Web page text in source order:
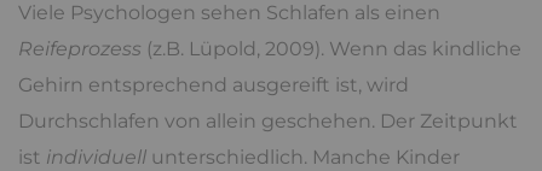
Viele Psychologen sehen Schlafen als einen
Reifeprozess (z.B. Lüpold, 2009). Wenn das kindliche
Gehirn entsprechend ausgereift ist, wird
Durchschlafen von allein geschehen. Der Zeitpunkt
ist individuell unterschiedlich. Manche Kinder